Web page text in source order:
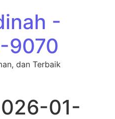
-
9070
dan Terbaik
01-